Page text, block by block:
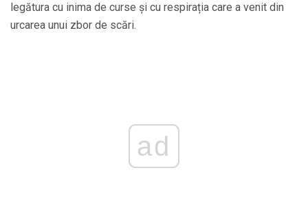
legătura cu inima de curse și cu respirația care a venit din
urcarea unui zbor de scări.
ad